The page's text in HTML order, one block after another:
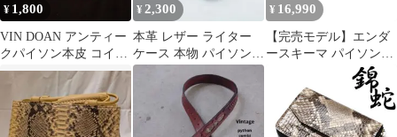
¥ 1,800
VIN DOAN アンティー
クパイソン本皮 コイン
ケース
¥2,300
本革 レザー ライター
ケース 本物 パイソン
蛇革 ハンドメイド クラ
¥ 16,990
【完売モデル】エンダ
ースキーマ パイソンテ
HenderScheme蛇革